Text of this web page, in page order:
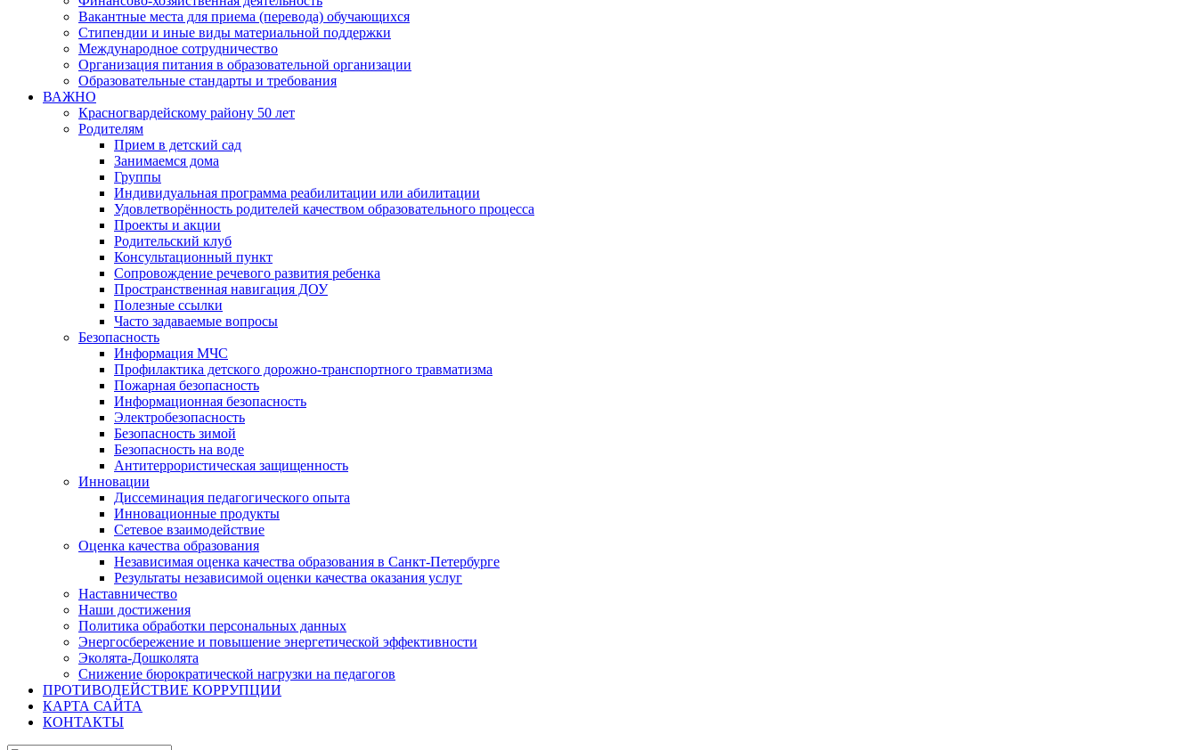
Вакантные места для приема (перевода) обучающихся
Стипендии и иные виды материальной поддержки
Международное сотрудничество
Организация питания в образовательной организации
Образовательные стандарты и требования
ВАЖНО
Красногвардейскому району 50 лет
Родителям
Прием в детский сад
Занимаемся дома
Группы
Индивидуальная программа реабилитации или абилитации
Удовлетворённость родителей качеством образовательного процесса
Проекты и акции
Родительский клуб
Консультационный пункт
Сопровождение речевого развития ребенка
Пространственная навигация ДОУ
Полезные ссылки
Часто задаваемые вопросы
Безопасность
Информация МЧС
Профилактика детского дорожно-транспортного травматизма
Пожарная безопасность
Информационная безопасность
Электробезопасность
Безопасность зимой
Безопасность на воде
Антитеррористическая защищенность
Инновации
Диссеминация педагогического опыта
Инновационные продукты
Сетевое взаимодействие
Оценка качества образования
Независимая оценка качества образования в Санкт-Петербурге
Результаты независимой оценки качества оказания услуг
Наставничество
Наши достижения
Политика обработки персональных данных
Энергосбережение и повышение энергетической эффективности
Эколята-Дошколята
Снижение бюрократической нагрузки на педагогов
ПРОТИВОДЕЙСТВИЕ КОРРУПЦИИ
КАРТА САЙТА
КОНТАКТЫ